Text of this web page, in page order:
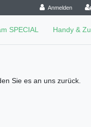
Anmelden
SPECIAL Handy &
Sie es an uns zurück.